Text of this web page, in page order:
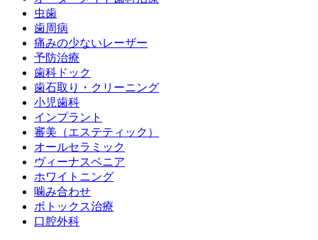
虫歯
歯周病
痛みの少ないレーザー
予防治療
歯科ドック
歯石取り・クリーニング
小児歯科
インプラント
審美（エステティック）
オールセラミック
ヴィーナスベニア
ホワイトニング
噛み合わせ
ボトックス治療
口腔外科